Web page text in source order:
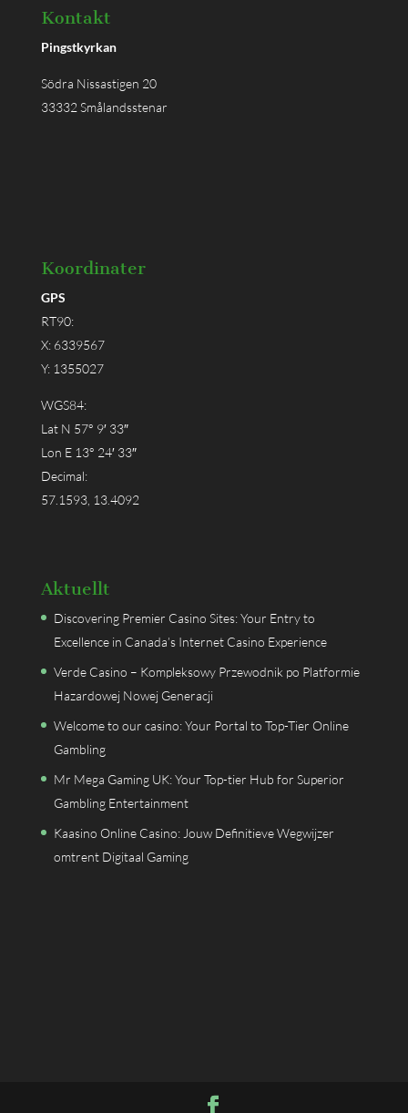
Kontakt
Pingstkyrkan
Södra Nissastigen 20
33332 Smålandsstenar
Koordinater
GPS
RT90:
X: 6339567
Y: 1355027
WGS84:
Lat N 57° 9′ 33″
Lon E 13° 24′ 33″
Decimal:
57.1593, 13.4092
Aktuellt
Discovering Premier Casino Sites: Your Entry to
Excellence in Canada’s Internet Casino Experience
Verde Casino – Kompleksowy Przewodnik po Platformie
Hazardowej Nowej Generacji
Welcome to our casino: Your Portal to Top-Tier Online
Gambling
Mr Mega Gaming UK: Your Top-tier Hub for Superior
Gambling Entertainment
Kaasino Online Casino: Jouw Definitieve Wegwijzer
omtrent Digitaal Gaming